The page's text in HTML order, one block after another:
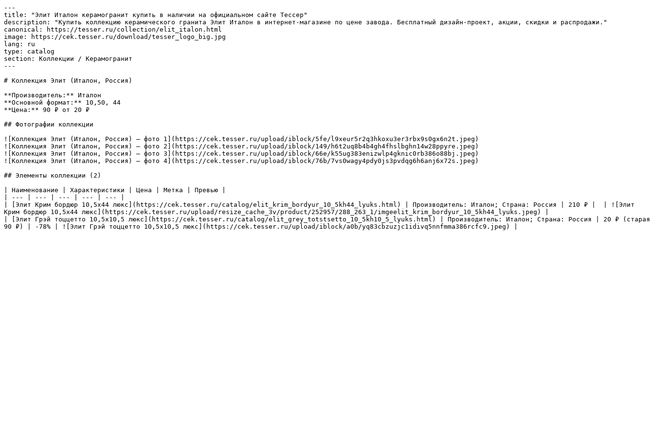
---
title: "Элит Италон керамогранит купить в наличии на официальном сайте Тессер"
description: "Купить коллекцию керамического гранита Элит Италон в интернет-магазине по цене завода. Бесплатный дизайн-проект, акции, скидки и распродажи."
canonical: https://tesser.ru/collection/elit_italon.html
image: https://cek.tesser.ru/download/tesser_logo_big.jpg
lang: ru
type: catalog
section: Коллекции / Керамогранит
---
# Коллекция Элит (Италон, Россия)
**Производитель:** Италон
**Основной формат:** 10,50, 44
**Цена:** 90 ₽ от 20 ₽
## Фотографии коллекции
![Коллекция Элит (Италон, Россия) — фото 1](https://cek.tesser.ru/upload/iblock/5fe/l9xeur5r2q3hkoxu3er3rbx9s0gx6n2t.jpeg)
![Коллекция Элит (Италон, Россия) — фото 2](https://cek.tesser.ru/upload/iblock/149/h6t2uq8b4b4gh4fhslbghn14w28ppyre.jpeg)
![Коллекция Элит (Италон, Россия) — фото 3](https://cek.tesser.ru/upload/iblock/66e/k55ug383enizwlp4gknic0rb386o88bj.jpeg)
![Коллекция Элит (Италон, Россия) — фото 4](https://cek.tesser.ru/upload/iblock/76b/7vs0wagy4pdy0js3pvdqg6h6anj6x72s.jpeg)
## Элементы коллекции (2)
| Наименование | Характеристики | Цена | Метка | Превью |
| --- | --- | --- | --- | --- |
| [Элит Крим бордюр 10,5х44 люкс](https://cek.tesser.ru/catalog/elit_krim_bordyur_10_5kh44_lyuks.html) | Производитель: Италон; Страна: Россия | 210 ₽ |  | ![Элит
Крим бордюр 10,5х44 люкс](https://cek.tesser.ru/upload/resize_cache_3v/product/252957/288_263_1/imgeelit_krim_bordyur_10_5kh44_lyuks.jpeg) |
| [Элит Грэй тоццетто 10,5х10,5 люкс](https://cek.tesser.ru/catalog/elit_grey_totstsetto_10_5kh10_5_lyuks.html) | Производитель: Италон; Страна: Россия | 20 ₽ (старая
90 ₽) | -78% | ![Элит Грэй тоццетто 10,5х10,5 люкс](https://cek.tesser.ru/upload/iblock/a0b/yq83cbzuzjc1idivq5nnfmma386rcfc9.jpeg) |